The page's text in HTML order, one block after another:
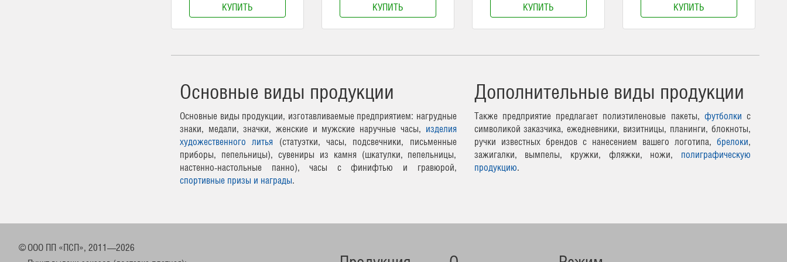
КУПИТЬ КУПИТЬ КУПИТЬ КУПИТЬ
Основные виды продукции
Основные виды продукции, изготавливаемые предприятием: нагрудные
знаки, медали, значки, женские и мужские наручные часы, изделия
художественного литья (статуэтки, часы, подсвечники, письменные
приборы, пепельницы), сувениры из камня (шкатулки, пепельницы,
настенно-настольные панно), часы с финифтью и гравюрой,
спортивные призы и награды.
Дополнительные виды продукции
Также предприятие предлагает полиэтиленовые пакеты, футболки с
символикой заказчика, ежедневники, визитницы, планинги, блокноты,
ручки известных брендов с нанесением вашего логотипа, брелоки,
зажигалки, вымпелы, кружки, фляжки, ножи, полиграфическую
продукцию.
© ООО ПП «ПСП», 2011—2026